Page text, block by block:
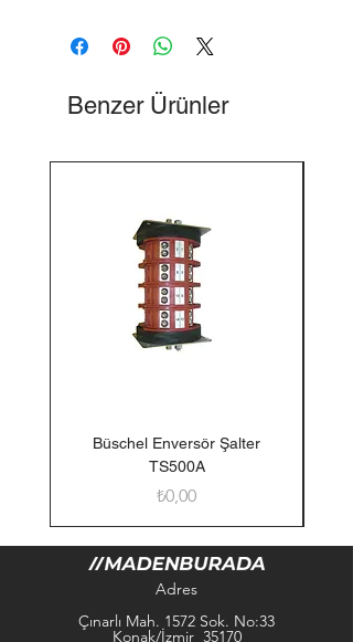
Benzer Ürünler
Büschel Enversör Şalter
TS500A
Fiyat
₺0,00
Adres
Çınarlı Mah. 1572 Sok. No:33
Konak/İzmir 35170